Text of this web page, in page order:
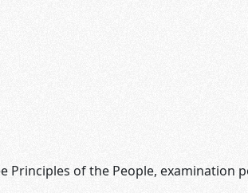
Principles of the People, examination